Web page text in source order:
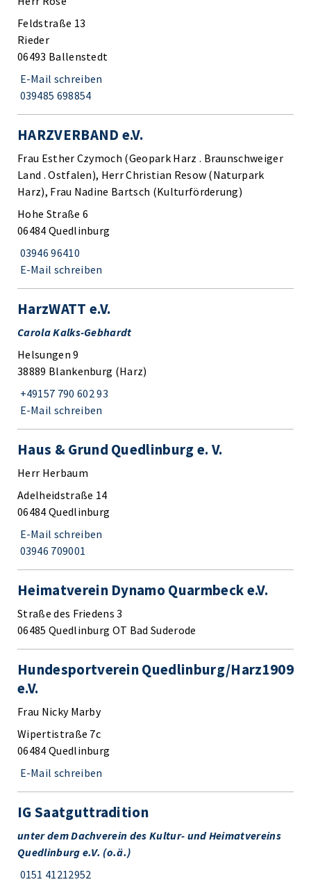
Feldstraße 13
Rieder
06493 Ballenstedt
E-Mail schreiben
039485 698854
HARZVERBAND e.V.
Frau Esther Czymoch (Geopark Harz . Braunschweiger
Land . Ostfalen), Herr Christian Resow (Naturpark
Harz), Frau Nadine Bartsch (Kulturförderung)
Hohe Straße 6
06484 Quedlinburg
03946 96410
E-Mail schreiben
HarzWATT e.V.
Carola Kalks-Gebhardt
Helsungen 9
38889 Blankenburg (Harz)
+49157 790 602 93
E-Mail schreiben
Haus & Grund Quedlinburg e. V.
Herr Herbaum
Adelheidstraße 14
06484 Quedlinburg
E-Mail schreiben
03946 709001
Heimatverein Dynamo Quarmbeck e.V.
Straße des Friedens 3
06485 Quedlinburg OT Bad Suderode
Hundesportverein Quedlinburg/Harz1909
e.V.
Frau Nicky Marby
Wipertistraße 7c
06484 Quedlinburg
E-Mail schreiben
IG Saatguttradition
unter dem Dachverein des Kultur- und Heimatvereins
Quedlinburg e.V. (o.ä.)
0151 41212952